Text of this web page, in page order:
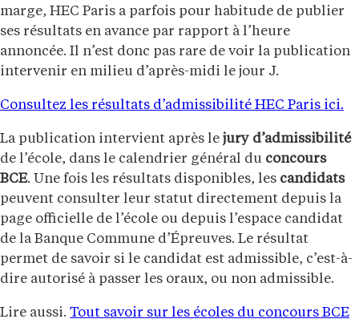
marge, HEC Paris a parfois pour habitude de publier
ses résultats en avance par rapport à l’heure
annoncée. Il n’est donc pas rare de voir la publication
intervenir en milieu d’après-midi le jour J.
Consultez les résultats d’admissibilité HEC Paris ici.
La publication intervient après le jury d’admissibilité
de l’école, dans le calendrier général du concours
BCE. Une fois les résultats disponibles, les candidats
peuvent consulter leur statut directement depuis la
page officielle de l’école ou depuis l’espace candidat
de la Banque Commune d’Épreuves. Le résultat
permet de savoir si le candidat est admissible, c’est-à-
dire autorisé à passer les oraux, ou non admissible.
Lire aussi. Tout savoir sur les écoles du concours BCE